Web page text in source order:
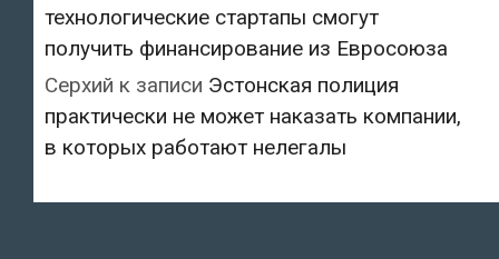
технологические стартапы смогут
получить финансирование из Евросоюза
Серхий к записи Эстонская полиция
практически не может наказать компании,
в которых работают нелегалы